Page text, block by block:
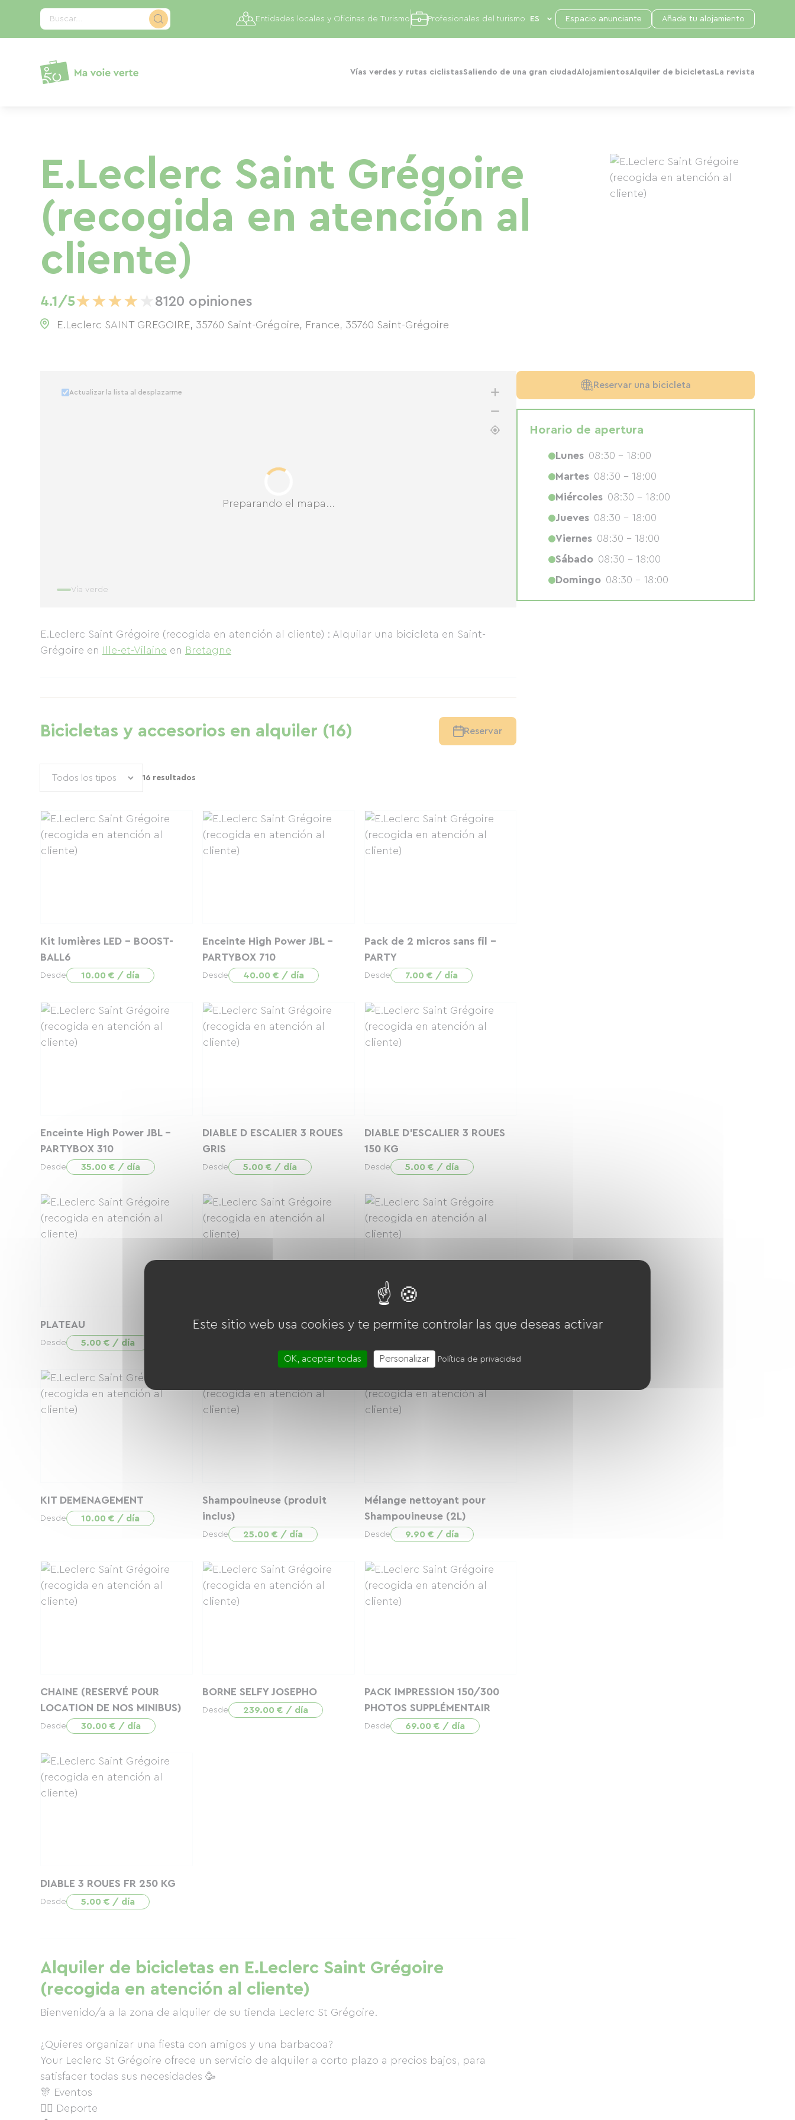
Buscar...
Vías verdes y rutas ciclistasSaliendo de una gran ciudad AlojamientosAlquiler de bicicletas La revista
Entidades locales y Oficinas de Turismo Profesionales del turismo Espacio anunciante Añade tu alojamiento
E.Leclerc Saint Grégoire
(recogida en atención al
cliente)
4.1/5★★★★ 8120 opiniones
E.Leclerc SAINT GREGOIRE, 35760 Saint-Grégoire, France, 35760 Saint-Grégoire
Preparando el mapa...
Actualizar la lista al desplazarme
Vía verde
E.Leclerc Saint Grégoire (recogida en atención al cliente) : Alquilar una bicicleta en Saint-
Grégoire en Ille-et-Vilaine en Bretagne
Bicicletas y accesorios en alquiler (16) Reservar
16 resultados
Kit lumières LED - BOOST-
BALL6
Desde 10.00 € / día
Enceinte High Power JBL -
PARTYBOX 710
Desde 40.00 € / día
Pack de 2 micros sans fil -
PARTY
Desde 7.00 € / día
Enceinte High Power JBL -
PARTYBOX 310
Desde 35.00 € / día
DIABLE D ESCALIER 3 ROUES
GRIS
Desde 5.00 € / día
DIABLE D'ESCALIER 3 ROUES
150 KG
Desde 5.00 € / día
PLATEAU
Desde 5.00 € / día
LOT DE 2 COUVERTURES LOT DE 2 SANGLES
KIT DEMENAGEMENT
Desde 10.00 € / día
Shampouineuse (produit
inclus)
Desde 25.00 € / día
Mélange nettoyant pour
Shampouineuse (2L)
Desde 9.90 € / día
CHAINE (RESERVÉ POUR
LOCATION DE NOS MINIBUS)
Desde 30.00 € / día
BORNE SELFY JOSEPHO
Desde 239.00 € / día
PACK IMPRESSION 150/300
PHOTOS SUPPLÉMENTAIR
Desde 69.00 € / día
DIABLE 3 ROUES FR 250 KG
Desde 5.00 € / día
Alquiler de bicicletas en E.Leclerc Saint Grégoire
(recogida en atención al cliente)
Bienvenido/a a la zona de alquiler de su tienda Leclerc St Grégoire.
¿Quieres organizar una fiesta con amigos y una barbacoa?
Your Leclerc St Grégoire ofrece un servicio de alquiler a corto plazo a precios bajos, para
satisfacer todas sus necesidades 🥳
🎊 Eventos
🚴‍♀️ Deporte
Reservar una bicicleta
Horario de apertura
Lunes 08:30 - 18:00
Martes 08:30 - 18:00
Miércoles 08:30 - 18:00
Jueves 08:30 - 18:00
Viernes 08:30 - 18:00
Sábado 08:30 - 18:00
Domingo 08:30 - 18:00
Panel de gestión de cookies
Este sitio web usa cookies y te permite controlar las que deseas activar
OK, aceptar todas Personalizar Política de privacidad